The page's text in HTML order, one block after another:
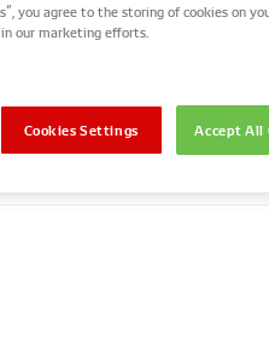
C Modelli e
you agree to the storing of cookies on
our marketing efforts.
Accept All
Cookies Settings